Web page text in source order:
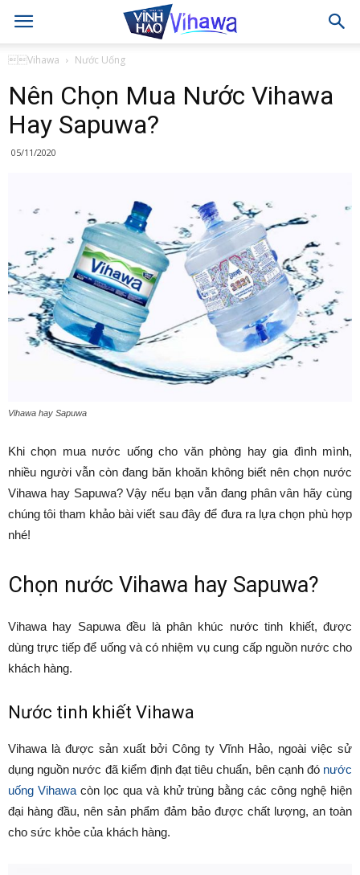
Vihawa Nước Uống
Nên Chọn Mua Nước Vihawa
Hay Sapuwa?
05/11/2020
Vihawa hay Sapuwa
Khi chọn mua nước uống cho văn phòng hay gia đình mình,
nhiều người vẫn còn đang băn khoăn không biết nên chọn nước
Vihawa hay Sapuwa? Vậy nếu bạn vẫn đang phân vân hãy cùng
chúng tôi tham khảo bài viết sau đây để đưa ra lựa chọn phù hợp
nhé!
Chọn nước Vihawa hay Sapuwa?
Vihawa hay Sapuwa đều là phân khúc nước tinh khiết, được
dùng trực tiếp để uống và có nhiệm vụ cung cấp nguồn nước cho
khách hàng.
Nước tinh khiết Vihawa
Vihawa là được sản xuất bởi Công ty Vĩnh Hảo, ngoài việc sử
dụng nguồn nước đã kiểm định đạt tiêu chuẩn, bên cạnh đó nước
uống Vihawacòn lọc qua và khử trùng bằng các công nghệ hiện
đại hàng đầu, nên sản phẩm đảm bảo được chất lượng, an toàn
cho sức khỏe của khách hàng.